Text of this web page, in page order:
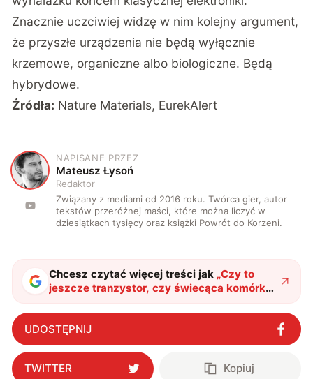
Znacznie uczciwiej widzę w nim kolejny argument,
że przyszłe urządzenia nie będą wyłącznie
krzemowe, organiczne albo biologiczne. Będą
hybrydowe.
Źródła: Nature Materials, EurekAlert
M
NAPISANE PRZEZ
Mateusz Łysoń
Redaktor
Związany z mediami od 2016 roku. Twórca gier, autor
tekstów przeróżnej maści, które można liczyć w
dziesiątkach tysięcy oraz książki Powrót do Korzeni.
Chcesz czytać więcej treści jak „Czy to
jeszcze tranzystor, czy świecąca komórka
nerwowa dla elektroniki?"?
UDOSTĘPNIJ
TWITTER Kopiuj